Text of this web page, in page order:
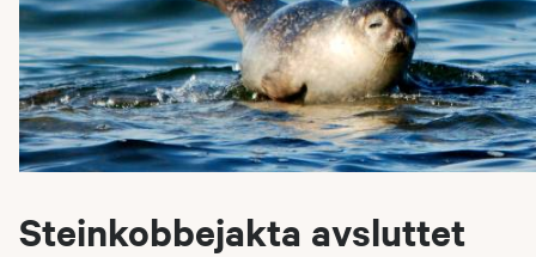
Steinkobbejakta avsluttet